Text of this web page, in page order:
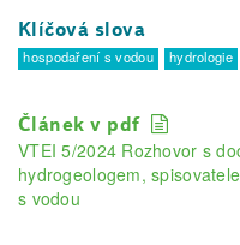
Klíčová slova
hospodaření s vodou hydrologie
Článek v pdf
VTEI 5/2024 Rozhovor s
hydrogeologem,
s vodou